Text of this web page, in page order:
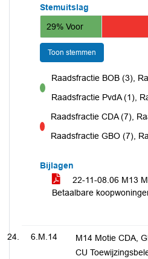
Stemuitslag
29% Voor
Toon stemmen
voor
Raadsfractie BOB (3),
Raadsfractie PvdA (1),
tegen
Raadsfractie CDA (7),
Raadsfractie GBO (7),
Bijlagen
22-11-08.06 M13
Betaalbare
6.M.14
M14 Motie CDA,
CU